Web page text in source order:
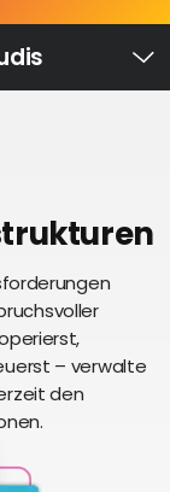
– verwalte
den